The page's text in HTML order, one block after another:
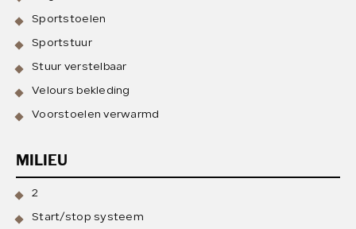
Sportstoelen
Sportstuur
Stuur verstelbaar
Velours bekleding
Voorstoelen verwarmd
MILIEU
2
Start/stop systeem